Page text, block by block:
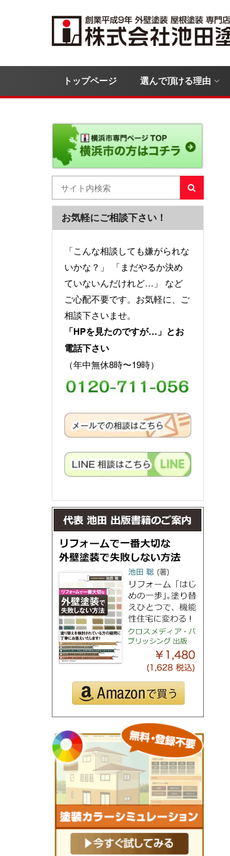
トップページ 選んで頂ける理由
お気軽にご相談下さい！
「こんな相談しても嫌がられな
いかな？」 「まだやるか決め
ていないんだけれど…」 など
ご心配不要です。お気軽に、ご
相談下さいませ。
「HPを見たのですが…」とお
電話下さい
（年中無休8時〜19時）